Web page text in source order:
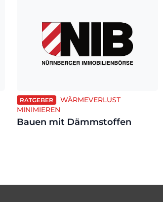
RATGEBER
WÄRMEVERLUST
MINIMIEREN
Bauen mit Dämmstoffen